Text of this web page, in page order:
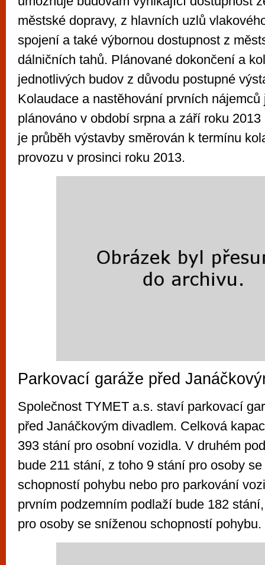
městské dopravy, z hlavních uzlů
spojení a také výbornou dostupnost z
dálničních tahů. Plánované dokončení a
jednotlivých budov z důvodu postupné
Kolaudace a nastěhování prvních nájemců
plánováno v období srpna a září roku
je průběh výstavby směrován k termínu
provozu v prosinci roku 2013.
Parkovací garáže před
Společnost TYMET a.s. staví parkovací
před Janáčkovým divadlem. Celková
393 stání pro osobní vozidla. V druhém
bude 211 stání, z toho 9 stání pro osoby
schopností pohybu nebo pro parkování
prvním podzemním podlaží bude 182
pro osoby se sníženou schopností pohybu.